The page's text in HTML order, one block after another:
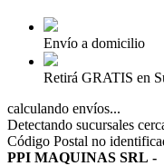
Envío a domicilio
Retirá GRATIS en
calculando envíos...
Detectando sucursales
Código Postal no
PPI MAQUINAS SRL -